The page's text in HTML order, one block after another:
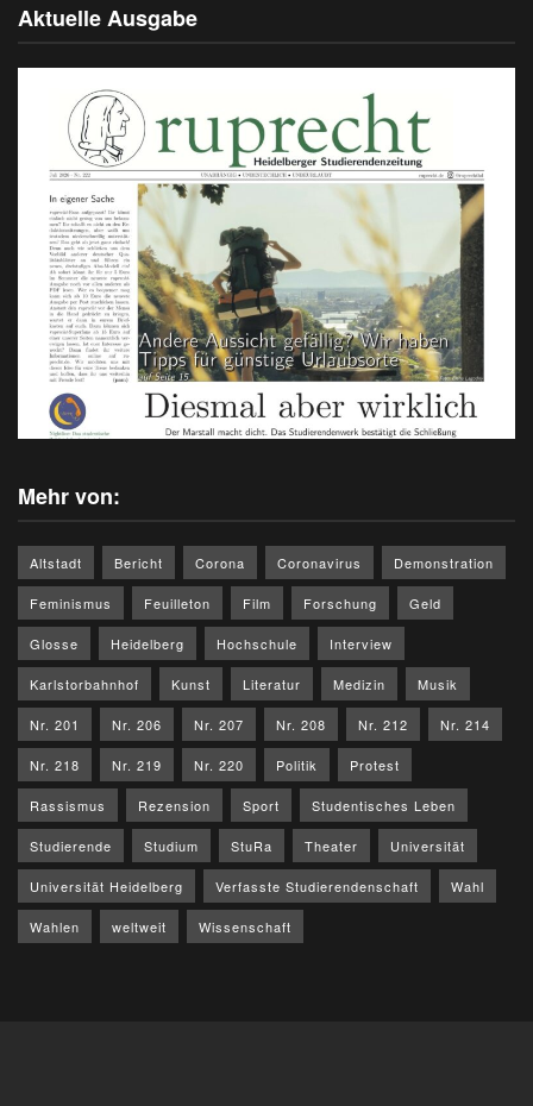
Aktuelle Ausgabe
Mehr von:
Altstadt Bericht Corona Coronavirus Demonstration
Feminismus Feuilleton Film Forschung Geld
Glosse Heidelberg Hochschule Interview
Karlstorbahnhof Kunst Literatur Medizin Musik
Nr. 201 Nr. 206 Nr. 207 Nr. 208 Nr. 212 Nr. 214
Nr. 218 Nr. 219 Nr. 220 Politik Protest
Rassismus Rezension Sport Studentisches Leben
Studierende Studium StuRa Theater Universität
Universität Heidelberg Verfasste Studierendenschaft Wahl
Wahlen weltweit Wissenschaft